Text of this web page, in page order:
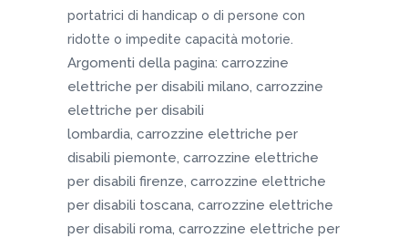
portatrici di handicap o di persone con
ridotte o impedite capacità motorie.
Argomenti della pagina: carrozzine
elettriche per disabili milano, carrozzine
elettriche per disabili
lombardia, carrozzine elettriche per
disabili piemonte, carrozzine elettriche
per disabili firenze, carrozzine elettriche
per disabili toscana, carrozzine elettriche
per disabili roma, carrozzine elettriche per